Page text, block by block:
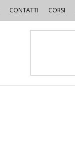
CONTATTI CORSI